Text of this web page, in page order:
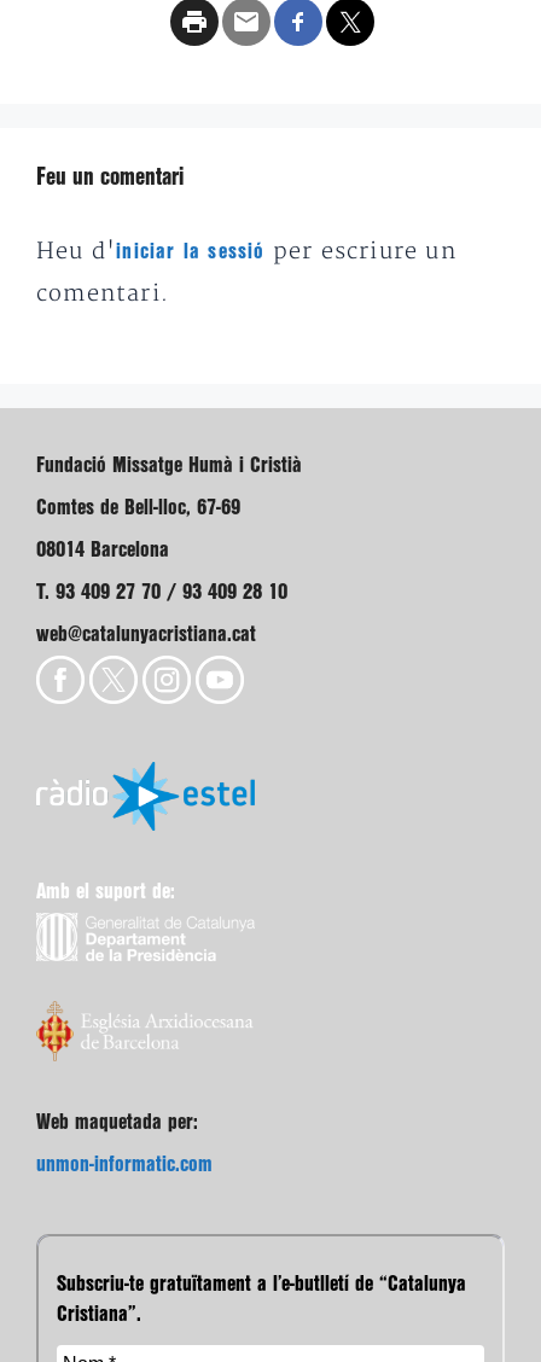
Feu un comentari
Heu d'iniciar la sessió
per escriure un
comentari.
Fundació Missatge Humà i Cristià
Comtes de Bell-lloc, 67-69
08014 Barcelona
T. 93 409 27 70 / 93 409 28 10
web@catalunyacristiana.cat
Amb el suport de:
Web maquetada per:
unmon-informatic.com
Subscriu-te gratuïtament a l’e-butlletí de “Catalunya
Cristiana”.